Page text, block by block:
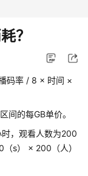
？
码率 / 8 × 时间 ×
间的每GB单价。
，观看人数为200
s） × 200（人）